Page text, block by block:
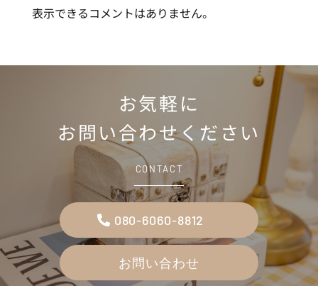
表示できるコメントはありません。
お気軽に
お問い合わせください
CONTACT
080-6060-8812
お問い合わせ